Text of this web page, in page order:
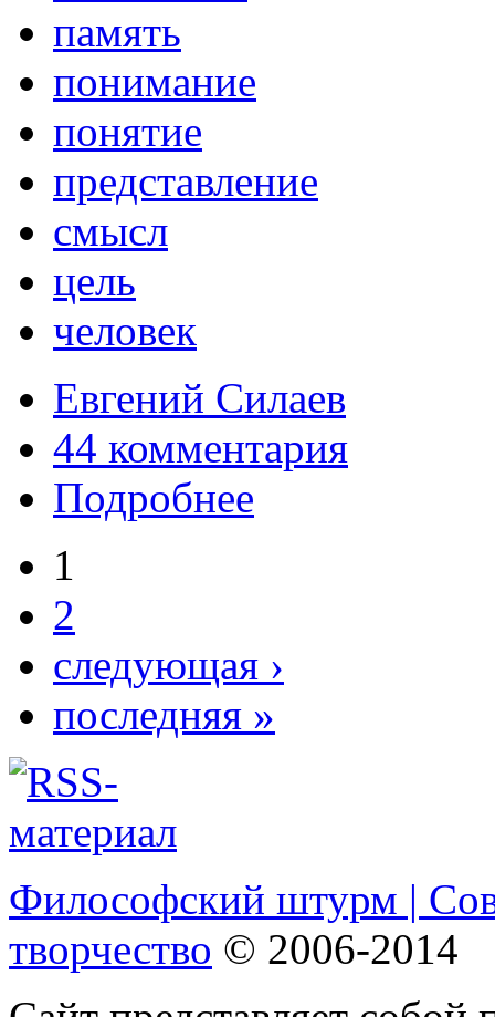
память
понимание
понятие
представление
смысл
цель
человек
Евгений Силаев
44 комментария
Подробнее
1
2
следующая ›
последняя »
Философский штурм |
творчество © 2006-2014